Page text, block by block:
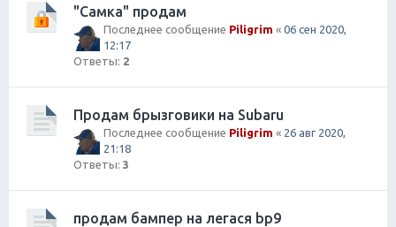
"Самка" продам
Последнее сообщение Piligrim « 06 сен 2020,
12:17
Ответы: 2
Продам брызговики на Subaru
Последнее сообщение Piligrim « 26 авг 2020,
21:18
Ответы: 3
продам бампер на легася bp9